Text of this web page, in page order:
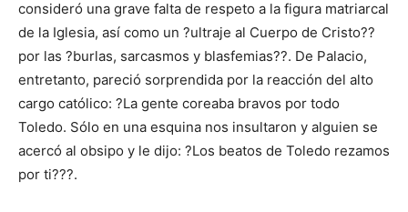
consideró una grave falta de respeto a la figura matriarcal
de la Iglesia, así como un ?ultraje al Cuerpo de Cristo??
por las ?burlas, sarcasmos y blasfemias??. De Palacio,
entretanto, pareció sorprendida por la reacción del alto
cargo católico: ?La gente coreaba bravos por todo
Toledo. Sólo en una esquina nos insultaron y alguien se
acercó al obsipo y le dijo: ?Los beatos de Toledo rezamos
por ti???.